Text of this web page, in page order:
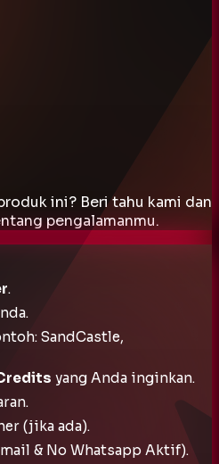
ini? Beri tahu kami dan
pengalamanmu.
.
SandCastle,
yang Anda inginkan.
(jika ada).
& No Whatsapp Aktif).